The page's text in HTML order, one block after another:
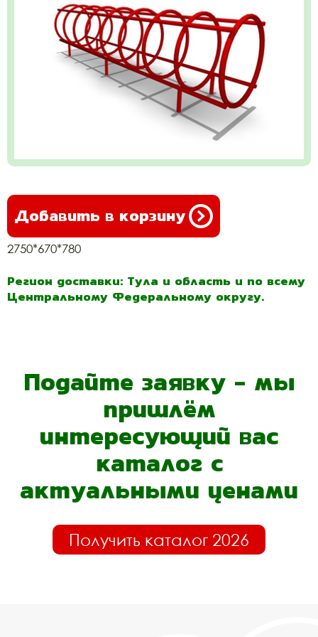
Добавить в корзину
2750*670*780
Регион доставки: Тула и область и по всему
Центральному Федеральному округу.
Подайте заявку - мы
пришлём
интересующий вас
каталог с
актуальными ценами
Получить каталог 2026